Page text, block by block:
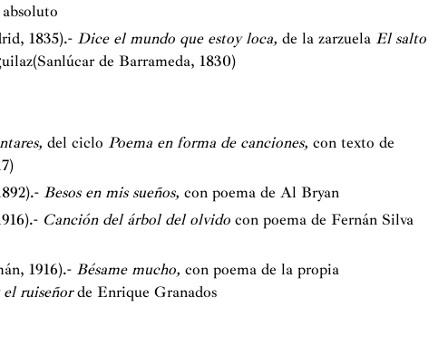
1835).- Dice el mundo que estoy loca,de la zarzuela El salto
de Barrameda, 1830)
del ciclo Poema en forma de canciones,con texto de
Besos en mis sueños,con poema de Al Bryan
Canción del árbol del olvido con poema de Fernán Silva
1916).- Bésame mucho,con poema de la propia
ruiseñorde Enrique Granados